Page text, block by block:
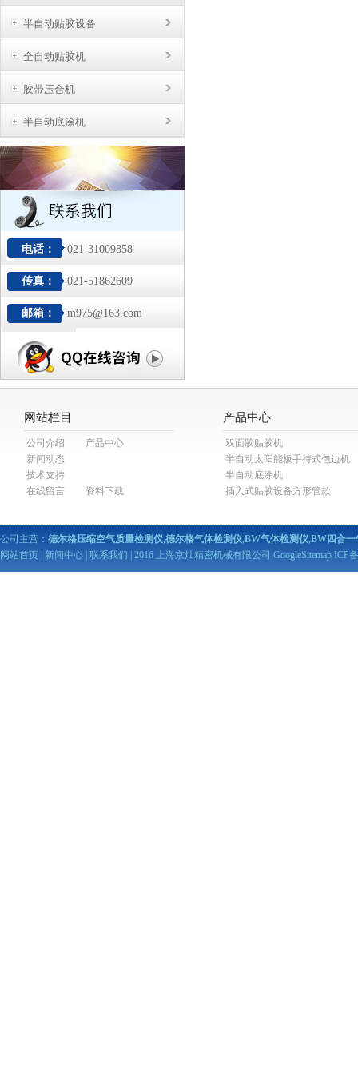
半自动贴胶设备
全自动贴胶机
胶带压合机
半自动底涂机
电话： 021-31009858
传真： 021-51862609
邮箱： m975@163.com
网站栏目
公司介绍
产品中心
新闻动态
技术支持
在线留言
资料下载
产品中心
双面胶贴胶机
半自动太阳能板手持式包边机
半自动底涂机
插入式贴胶设备方形管款
公司主营： 德尔格压缩空气质量检测仪,德尔格气体检测仪,BW气体检测仪,BW四合一
网站首页
新闻中心 联系我们 | 2016 上海京灿精密机械有限公司 GoogleSitemap ICP